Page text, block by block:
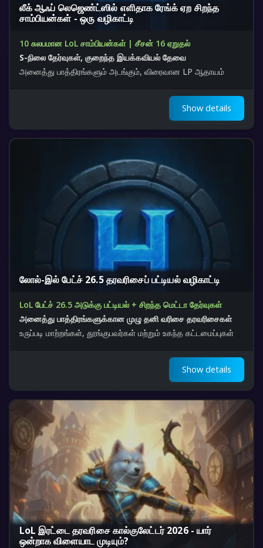
லீக் ஆஃப் லெஜெண்ட்ஸில் எளிதாக ரேங்க் ஏற சிறந்த
சாம்பியன்கள் - ஒரு வழிகாட்டி
10 சுலபமான LoL சாம்பியன்கள் | சீசன் 16 ஏறுதல்
S-நிலை தேர்வுகள், குறைந்த இயக்கவியல் தேவை
அனைத்து பாத்திரங்களும் அடங்கும், விரைவான LP ஆதாயம்
Show details
லோல்-இல் பேட்ச் 26.5 தரவரிசைப் பட்டியல் வழிகாட்டி
LoL பேட்ச் 26.5 அடுக்கு பட்டியல் + சிறந்த மெட்டா தேர்வுகள்
அனைத்து பாத்திரங்களுக்கான முழு தனி வரிசை தரவரிசைகள்
உருப்படி மாற்றங்கள், தூங்குபவர்கள் மற்றும் உகந்த கட்டமைப்புகள்
Show details
LoL இரட்டை தரவரிசை கால்குலேட்டர் 2026 - யார்
ஒன்றாக விளையாட முடியும்?